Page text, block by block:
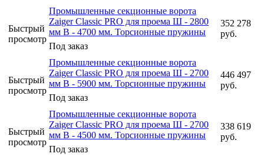
Быстрый
просмотр
Промышленные секционные ворота
Zaiger Classic PRO для проема Ш - 2800
мм В - 4700 мм. Торсионные пружины
Под заказ
352 278
руб.
Быстрый
просмотр
Промышленные секционные ворота
Zaiger Classic PRO для проема Ш - 2700
мм В - 5900 мм. Торсионные пружины
Под заказ
446 497
руб.
Быстрый
просмотр
Промышленные секционные ворота
Zaiger Classic PRO для проема Ш - 2700
мм В - 4500 мм. Торсионные пружины
Под заказ
338 619
руб.